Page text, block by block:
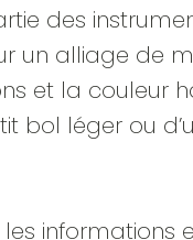
des
un alliage de
et la couleur
bol léger ou
informations